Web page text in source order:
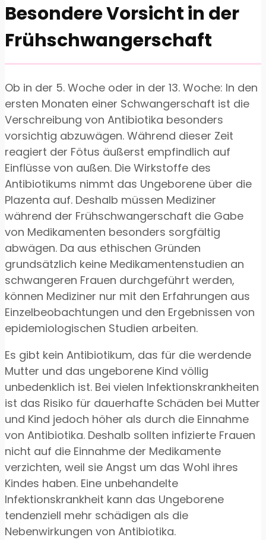
Besondere Vorsicht in der
Frühschwangerschaft
Ob in der 5. Woche oder in der 13. Woche: In den
ersten Monaten einer Schwangerschaft ist die
Verschreibung von Antibiotika besonders
vorsichtig abzuwägen. Während dieser Zeit
reagiert der Fötus äußerst empfindlich auf
Einflüsse von außen. Die Wirkstoffe des
Antibiotikums nimmt das Ungeborene über die
Plazenta auf. Deshalb müssen Mediziner
während der Frühschwangerschaft die Gabe
von Medikamenten besonders sorgfältig
abwägen. Da aus ethischen Gründen
grundsätzlich keine Medikamentenstudien an
schwangeren Frauen durchgeführt werden,
können Mediziner nur mit den Erfahrungen aus
Einzelbeobachtungen und den Ergebnissen von
epidemiologischen Studien arbeiten.
Es gibt kein Antibiotikum, das für die werdende
Mutter und das ungeborene Kind völlig
unbedenklich ist. Bei vielen Infektionskrankheiten
ist das Risiko für dauerhafte Schäden bei Mutter
und Kind jedoch höher als durch die Einnahme
von Antibiotika. Deshalb sollten infizierte Frauen
nicht auf die Einnahme der Medikamente
verzichten, weil sie Angst um das Wohl ihres
Kindes haben. Eine unbehandelte
Infektionskrankheit kann das Ungeborene
tendenziell mehr schädigen als die
Nebenwirkungen von Antibiotika.